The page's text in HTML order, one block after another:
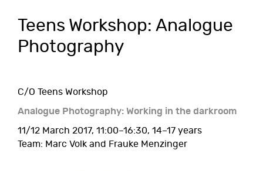
Teens Workshop: Analogue
Photography
C/O Teens Workshop
Analogue Photography: Working in the darkroom
11/12 March 2017, 11:00–16:30, 14–17 years
Team: Marc Volk and Frauke Menzinger